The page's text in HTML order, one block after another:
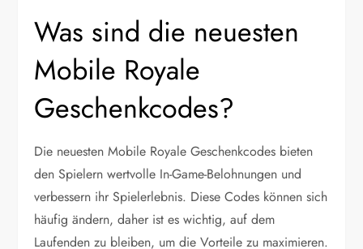
Was sind die neuesten
Mobile Royale
Geschenkcodes?
Die neuesten Mobile Royale Geschenkcodes bieten
den Spielern wertvolle In-Game-Belohnungen und
verbessern ihr Spielerlebnis. Diese Codes können sich
häufig ändern, daher ist es wichtig, auf dem
Laufenden zu bleiben, um die Vorteile zu maximieren.